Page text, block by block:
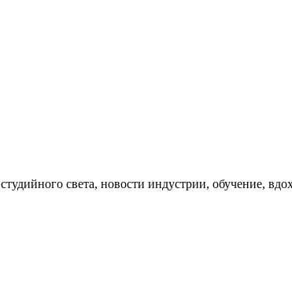
света, новости индустрии, обучение,